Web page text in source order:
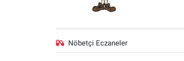
Nöbetçi Eczaneler